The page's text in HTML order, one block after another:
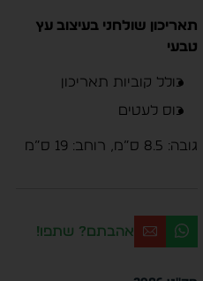
תאריכון שולחני בעיצוב עץ
טבעי
כולל קוביות תאריכון
כוס לעטים
גובה: 8.5 ס”מ, רוחב: 19 ס”מ
אהבתם? שתפו!